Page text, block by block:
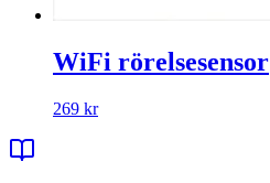
WiFi rörelsesensor
269 kr